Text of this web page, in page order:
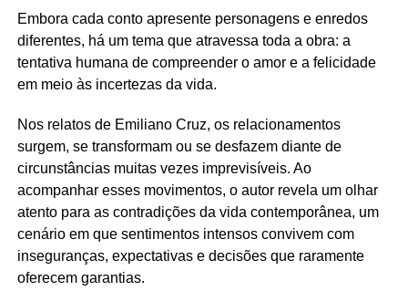
Embora cada conto apresente personagens e enredos
diferentes, há um tema que atravessa toda a obra: a
tentativa humana de compreender o amor e a felicidade
em meio às incertezas da vida.
Nos relatos de Emiliano Cruz, os relacionamentos
surgem, se transformam ou se desfazem diante de
circunstâncias muitas vezes imprevisíveis. Ao
acompanhar esses movimentos, o autor revela um olhar
atento para as contradições da vida contemporânea, um
cenário em que sentimentos intensos convivem com
inseguranças, expectativas e decisões que raramente
oferecem garantias.